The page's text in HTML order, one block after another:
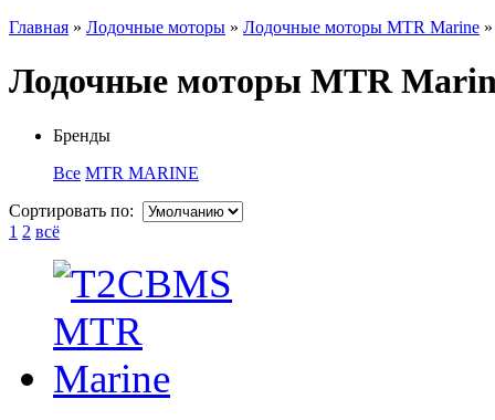
Главная » Лодочные моторы » Лодочные моторы MTR Marine
Лодочные моторы MTR
Бренды
Все MTR MARINE
Сортировать по:
1 2 всё